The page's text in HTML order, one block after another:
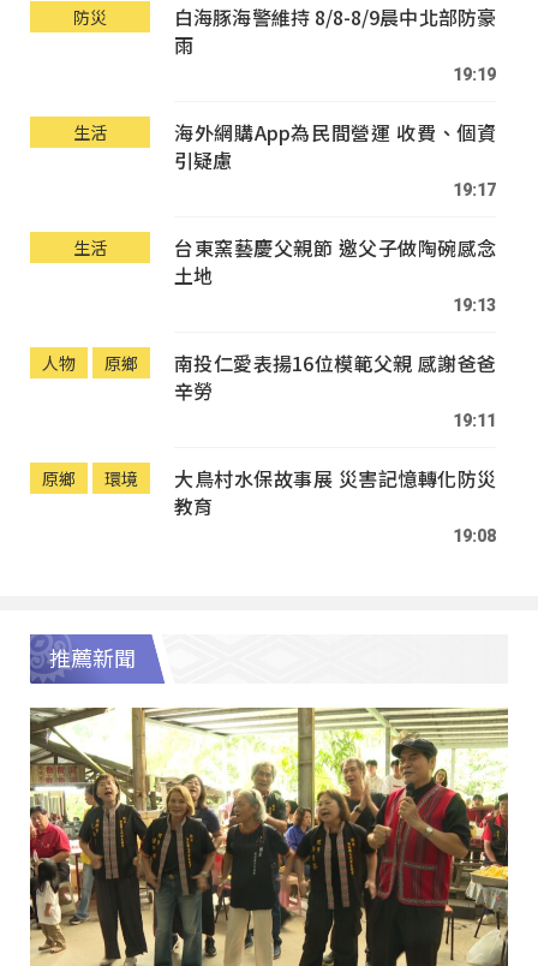
防災
白海豚海警維持 8/8-8/9晨中北部防豪
雨
19:19
生活
海外網購App為民間營運 收費、個資
引疑慮
19:17
生活
台東窯藝慶父親節 邀父子做陶碗感念
土地
19:13
人物 原鄉
南投仁愛表揚16位模範父親 感謝爸爸
辛勞
19:11
原鄉 環境
大鳥村水保故事展 災害記憶轉化防災
教育
19:08
推薦新聞